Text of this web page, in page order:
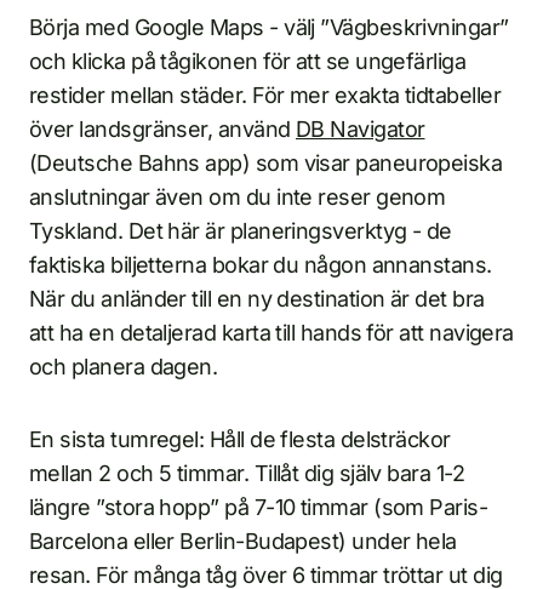
Börja med Google Maps - välj ”Vägbeskrivningar”
och klicka på tågikonen för att se ungefärliga
restider mellan städer. För mer exakta tidtabeller
över landsgränser, använd DB Navigator
(Deutsche Bahns app) som visar paneuropeiska
anslutningar även om du inte reser genom
Tyskland. Det här är planeringsverktyg - de
faktiska biljetterna bokar du någon annanstans.
När du anländer till en ny destination är det bra
att ha en detaljerad karta till hands för att navigera
och planera dagen.
En sista tumregel: Håll de flesta delsträckor
mellan 2 och 5 timmar. Tillåt dig själv bara 1-2
längre ”stora hopp” på 7-10 timmar (som Paris-
Barcelona eller Berlin-Budapest) under hela
resan. För många tåg över 6 timmar tröttar ut dig